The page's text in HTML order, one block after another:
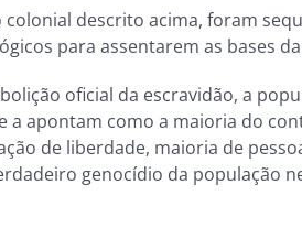
descrito acima, foram
para assentarem as bases
oficial da escravidão, a
apontam como a maioria do
de liberdade, maioria de
genocídio da população